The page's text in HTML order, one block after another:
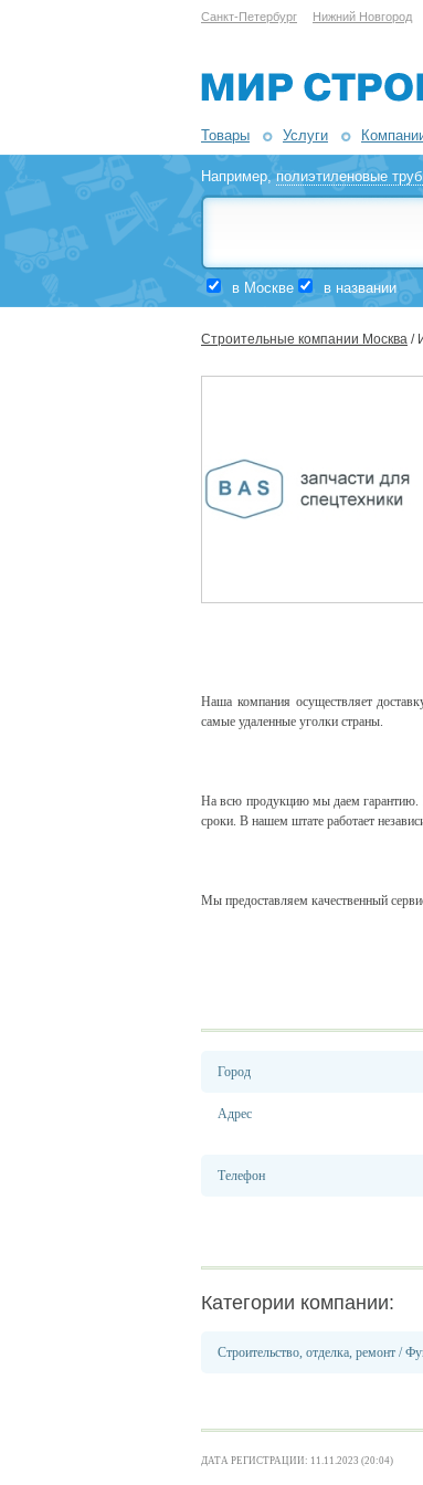
Санкт-Петербург Нижний Новгород
Товары Услуги
Например,полиэтиленовые
в Москве в названии
Строительные компании Москва /
Наша компания осуществляет
самые удаленные уголки страны.
На всю продукцию мы даемгарантию.
сроки. В нашем штате работает
Мы предоставляем качественный
Город
Адрес
Телефон
Категории компании:
Строительство, отделка, ремонт /
ДАТА РЕГИСТРАЦИИ: 11.11.2023 (20:04)